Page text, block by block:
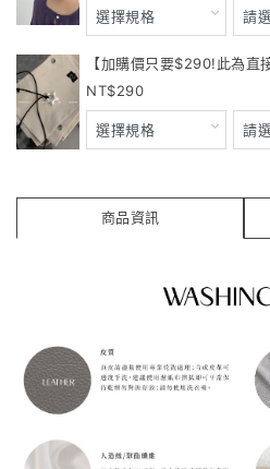
【加購價只要$290!此為直
290
商品資訊